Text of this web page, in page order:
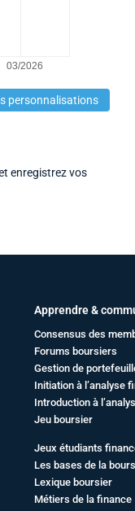
personnalisations
enregistrez vos
Apprendre &
Consensus des
Forums boursiers
Gestion de
Initiation à l’analyse
Introduction à
Jeu boursier
Jeux étudiants
Les bases de la
Lexique boursier
Métiers de la finance